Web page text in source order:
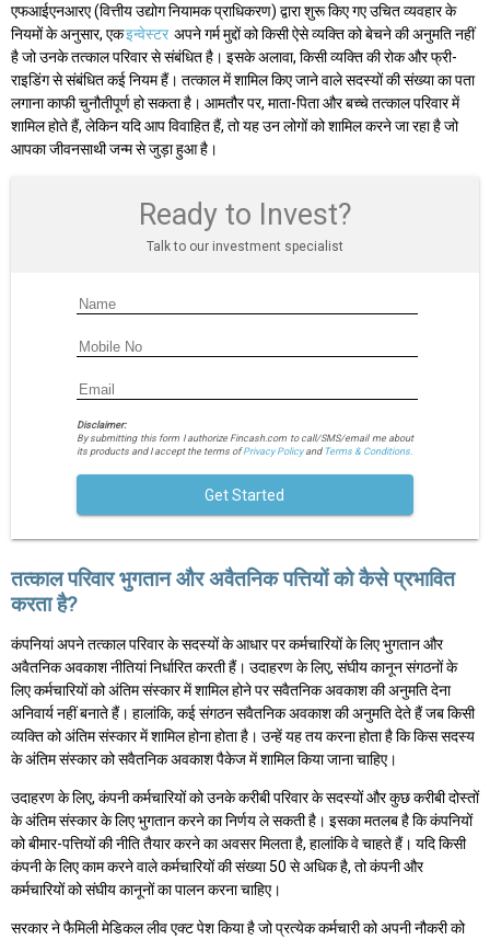
एफआईएनआरए (वित्तीय उद्योग नियामक प्राधिकरण) द्वारा शुरू किए गए उचित व्यवहार के
नियमों के अनुसार, एकइन्वेस्टर अपने गर्म मुद्दों को किसी ऐसे व्यक्ति को बेचने की अनुमति नहीं
है जो उनके तत्काल परिवार से संबंधित है। इसके अलावा, किसी व्यक्ति की रोक और फ्री-
राइडिंग से संबंधित कई नियम हैं। तत्काल में शामिल किए जाने वाले सदस्यों की संख्या का पता
लगाना काफी चुनौतीपूर्ण हो सकता है। आमतौर पर, माता-पिता और बच्चे तत्काल परिवार में
शामिल होते हैं, लेकिन यदि आप विवाहित हैं, तो यह उन लोगों को शामिल करने जा रहा है जो
आपका जीवनसाथी जन्म से जुड़ा हुआ है।
Ready to Invest?
Talk to our investment specialist
Disclaimer:
By submitting this form I authorize Fincash.com to call/SMS/email me about
its products and I accept the terms ofPrivacy Policyand Terms & Conditions.
Get Started
तत्काल परिवार भुगतान और अवैतनिक पत्तियों को कैसे प्रभावित
करता है?
कंपनियां अपने तत्काल परिवार के सदस्यों के आधार पर कर्मचारियों के लिए भुगतान और
अवैतनिक अवकाश नीतियां निर्धारित करती हैं। उदाहरण के लिए, संघीय कानून संगठनों के
लिए कर्मचारियों को अंतिम संस्कार में शामिल होने पर सवैतनिक अवकाश की अनुमति देना
अनिवार्य नहीं बनाते हैं। हालांकि, कई संगठन सवैतनिक अवकाश की अनुमति देते हैं जब किसी
व्यक्ति को अंतिम संस्कार में शामिल होना होता है। उन्हें यह तय करना होता है कि किस सदस्य
के अंतिम संस्कार को सवैतनिक अवकाश पैकेज में शामिल किया जाना चाहिए।
उदाहरण के लिए, कंपनी कर्मचारियों को उनके करीबी परिवार के सदस्यों और कुछ करीबी दोस्तों
के अंतिम संस्कार के लिए भुगतान करने का निर्णय ले सकती है। इसका मतलब है कि कंपनियों
को बीमार-पत्तियों की नीति तैयार करने का अवसर मिलता है, हालांकि वे चाहते हैं। यदि किसी
कंपनी के लिए काम करने वाले कर्मचारियों की संख्या 50 से अधिक है, तो कंपनी और
कर्मचारियों को संघीय कानूनों का पालन करना चाहिए।
सरकार ने फैमिली मेडिकल लीव एक्ट पेश किया है जो प्रत्येक कर्मचारी को अपनी नौकरी को